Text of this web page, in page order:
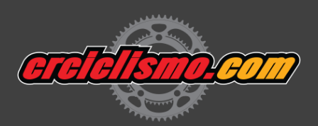
content